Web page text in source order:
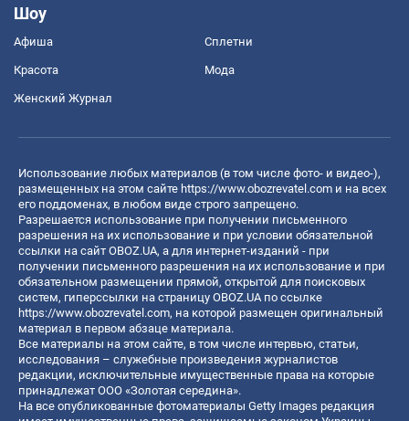
Шоу
Афиша Сплетни
Красота Мода
Женский Журнал
Использование любых материалов (в том числе фото- и видео-),
размещенных на этом сайте https://www.obozrevatel.com и на всех
его поддоменах, в любом виде строго запрещено.
Разрешается использование при получении письменного
разрешения на их использование и при условии обязательной
ссылки на сайт OBOZ.UA, а для интернет-изданий - при
получении письменного разрешения на их использование и при
обязательном размещении прямой, открытой для поисковых
систем, гиперссылки на страницу OBOZ.UA по ссылке
https://www.obozrevatel.com, на которой размещен оригинальный
материал в первом абзаце материала.
Все материалы на этом сайте, в том числе интервью, статьи,
исследования – служебные произведения журналистов
редакции, исключительные имущественные права на которые
принадлежат ООО «Золотая середина».
На все опубликованные фотоматериалы Getty Images редакция